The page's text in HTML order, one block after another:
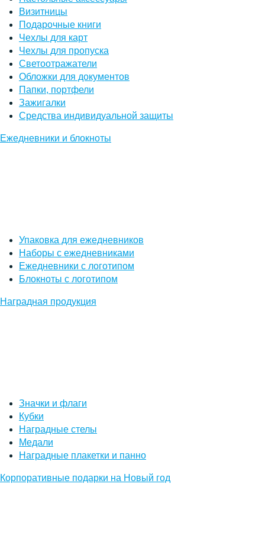
Визитницы
Подарочные книги
Чехлы для карт
Чехлы для пропуска
Светоотражатели
Обложки для документов
Папки, портфели
Зажигалки
Средства индивидуальной защиты
Ежедневники и блокноты
Упаковка для ежедневников
Наборы с ежедневниками
Ежедневники с логотипом
Блокноты с логотипом
Наградная продукция
Значки и флаги
Кубки
Наградные стелы
Медали
Наградные плакетки и панно
Корпоративные подарки на Новый год